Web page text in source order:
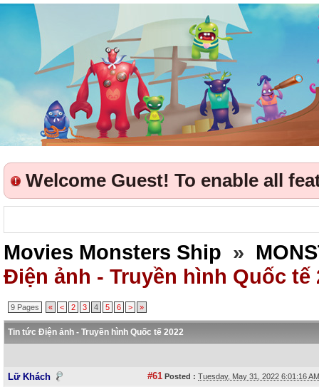
Welcome Guest! To enable all
Movies Monsters Ship »
Điện ảnh - Truyền hình Quốc tế
9 Pages « < 2 3 4 5 6 > »
Tin tức Điện ảnh - Truyền hình Quốc tế 2022
Lữ Khách #61 Posted : Tuesday, May 31, 2022 6:01:16